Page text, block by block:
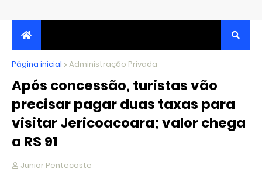
JORNALISMO INDEPENDENTE, TRANSPARENTE E
CRÍTICO
Página inicial Administração Privada
Após concessão, turistas vão
precisar pagar duas taxas para
visitar Jericoacoara; valor chega
a R$ 91
Junior Pentecoste